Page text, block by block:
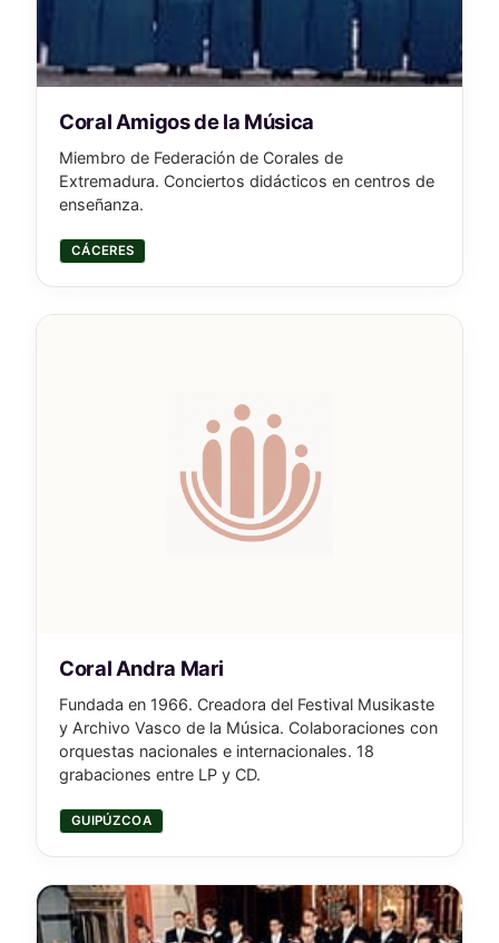
Coral Amigos de la Música
Miembro de Federación de Corales de
Extremadura. Conciertos didácticos en centros de
enseñanza.
CÁCERES
Coral Andra Mari
Fundada en 1966. Creadora del Festival Musikaste
y Archivo Vasco de la Música. Colaboraciones con
orquestas nacionales e internacionales. 18
grabaciones entre LP y CD.
GUIPÚZCOA